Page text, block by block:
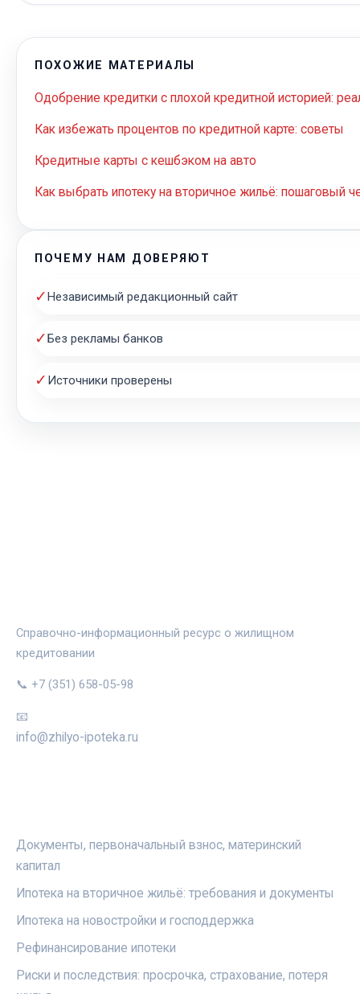
ПОХОЖИЕ МАТЕРИАЛЫ
Одобрение кредитки с плохой кредитной историей:
Как избежать процентов по кредитной карте: советы
Кредитные карты с кешбэком на авто
Как выбрать ипотеку на вторичное жильё: пошаговый
ПОЧЕМУ НАМ ДОВЕРЯЮТ
✓Независимый редакционный сайт
✓Без рекламы банков
✓ Источники проверены
Справочно-информационный ресурс о жилищном
кредитовании
📞 +7 (351) 658-05-98
📧
info@zhilyo-ipoteka.ru
Документы, первоначальный взнос, материнский
капитал
Ипотека на вторичное жильё: требования и документы
Ипотека на новостройки и господдержка
Рефинансирование ипотеки
Риски и последствия: просрочка, страхование, потеря